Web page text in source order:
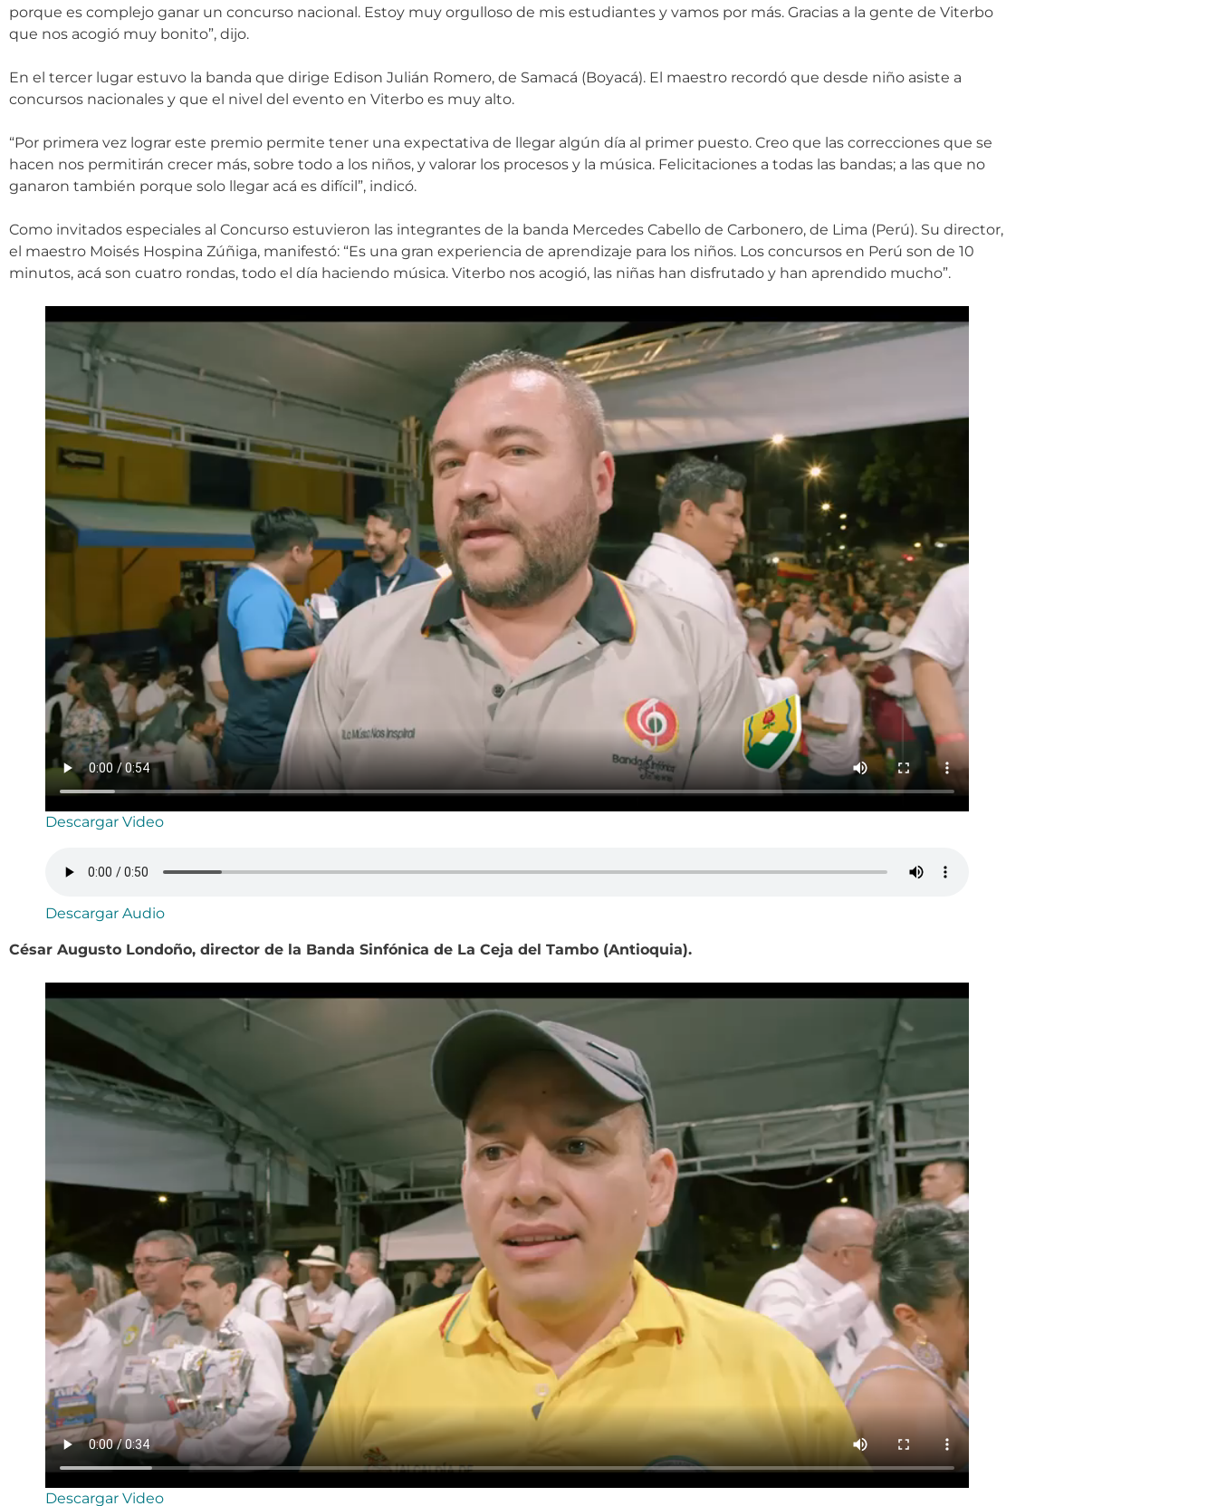
porque es complejo ganar un concurso nacional. Estoy muy orgulloso de mis estudiantes y vamos por más. Gracias a la gente de Viterbo
que nos acogió muy bonito”, dijo.
En el tercer lugar estuvo la banda que dirige Edison Julián Romero, de Samacá (Boyacá). El maestro recordó que desde niño asiste a
concursos nacionales y que el nivel del evento en Viterbo es muy alto.
“Por primera vez lograr este premio permite tener una expectativa de llegar algún día al primer puesto. Creo que las correcciones que se
hacen nos permitirán crecer más, sobre todo a los niños, y valorar los procesos y la música. Felicitaciones a todas las bandas; a las que no
ganaron también porque solo llegar acá es difícil”, indicó.
Como invitados especiales al Concurso estuvieron las integrantes de la banda Mercedes Cabello de Carbonero, de Lima (Perú). Su director,
el maestro Moisés Hospina Zúñiga, manifestó: “Es una gran experiencia de aprendizaje para los niños. Los concursos en Perú son de 10
minutos, acá son cuatro rondas, todo el día haciendo música. Viterbo nos acogió, las niñas han disfrutado y han aprendido mucho”.
Descargar Video
Descargar Audio
César Augusto Londoño, director de la Banda Sinfónica de La Ceja del Tambo (Antioquia).
Descargar Video